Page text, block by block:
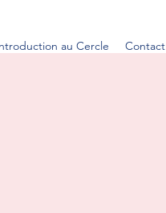
au Cercle Contact